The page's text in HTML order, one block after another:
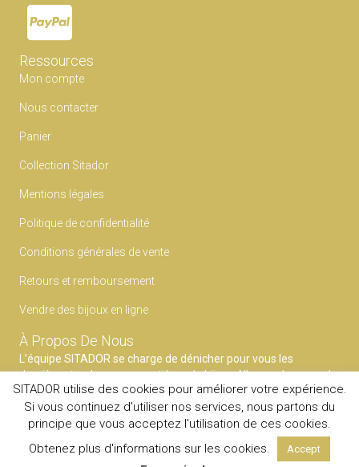
Ressources
Mon compte
Nous contacter
Panier
Collection Sitador
Mentions légales
Politique de confidentialité
Conditions générales de vente
Retours et remboursement
Vendre des bijoux en ligne
À Propos De Nous
L’équipe SITADOR se charge de dénicher pour vous les
dernières tendances en matières de bijoux. N’ayez plus peur du
faux pas et faites confiance à notre expertise pour mettre en
avant votre style.
SITADOR utilise des cookies pour améliorer votre expérience.
Si vous continuez d'utiliser nos services, nous partons du
principe que vous acceptez l'utilisation de ces cookies.
Obtenez plus d'informations sur les cookies.
Accept